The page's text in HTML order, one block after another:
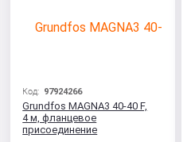
Код: 97924266
Grundfos MAGNA3 40-40 F,
4 м, фланцевое
присоединение